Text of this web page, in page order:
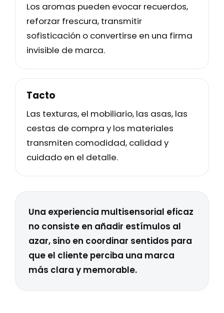
Los aromas pueden evocar recuerdos,
reforzar frescura, transmitir
sofisticación o convertirse en una firma
invisible de marca.
Tacto
Las texturas, el mobiliario, las asas, las
cestas de compra y los materiales
transmiten comodidad, calidad y
cuidado en el detalle.
Una experiencia multisensorial eficaz
no consiste en añadir estímulos al
azar, sino en coordinar sentidos para
que el cliente perciba una marca
más clara y memorable.